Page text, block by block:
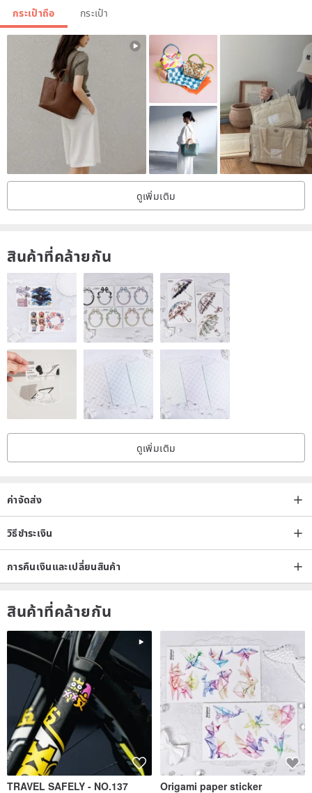
กระเป๋าถือ กระเป๋า
ดูเพิ่มเติม
สินค้าที่คล้ายกัน
ดูเพิ่มเติม
ค่าจัดส่ง
วิธีชำระเงิน
การคืนเงินและเปลี่ยนสินค้า
สินค้าที่คล้ายกัน
TRAVEL SAFELY - NO.137
Origami paper sticker